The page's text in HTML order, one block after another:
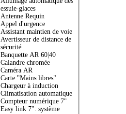
essuie-glaces
Antenne Requin
Appel d'urgence
Assistant maintien de voie
Avertisseur de distance de
sécurité
Banquette AR 60|40
Calandre chromée
Caméra AR
Carte "Mains libres"
Chargeur à induction
Climatisation automatique
Compteur numérique 7"
Easy link 7": système